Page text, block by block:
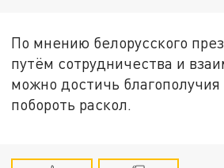
По мнению белорусского
путём сотрудничества и
можно достичь
побороть раскол.